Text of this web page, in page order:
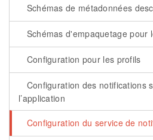
Schémas de métadonnées
Schémas d'empaquetage pour
Configuration pour les profils
Configuration des notifications
l’application
Configuration du service de